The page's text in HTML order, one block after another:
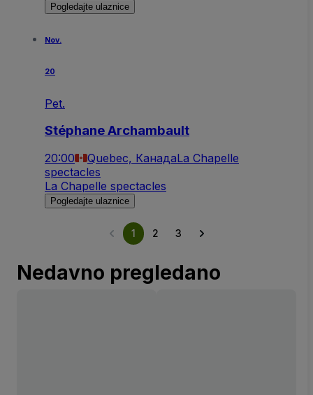
Pogledajte ulaznice
Nov.
20
Pet.
Stéphane Archambault
20:00 Quebec, КанадаLa Chapelle
spectacles
La Chapelle spectacles
Pogledajte ulaznice
1 2 3
Nedavno pregledano